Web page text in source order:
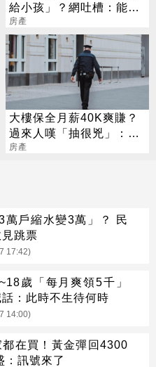
給小孩」？網吐槽：能買
房就不差這點錢
房產
大樓保全月薪40K爽賺？
過來人嘆「抽很兇」：僅
供參考
房產
萬戶縮水變3萬」？ 民
跳票
17:42)
歲「每月爽領5千」
：此時不生待何時
14:00)
都在買！黃金彈回4300
：訊號來了